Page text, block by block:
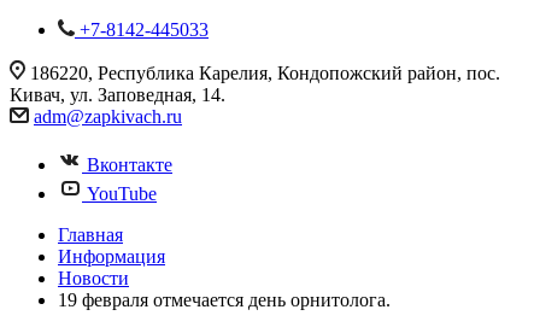
+7-8142-445033
186220, Республика Карелия, Кондопожский район, пос.
Кивач, ул. Заповедная, 14.
adm@zapkivach.ru
Вконтакте
YouTube
Главная
Информация
Новости
19 февраля отмечается день орнитолога.